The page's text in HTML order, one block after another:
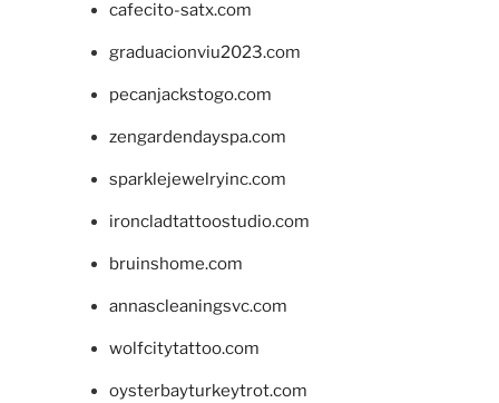
cafecito-satx.com
graduacionviu2023.com
pecanjackstogo.com
zengardendayspa.com
sparklejewelryinc.com
ironcladtattoostudio.com
bruinshome.com
annascleaningsvc.com
wolfcitytattoo.com
oysterbayturkeytrot.com